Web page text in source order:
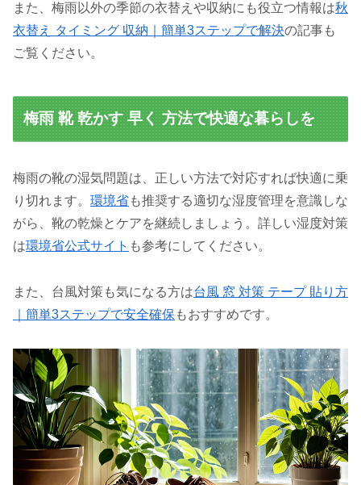
また、梅雨以外の季節の衣替えや収納にも役立つ情報は秋
衣替え タイミング 収納｜簡単3ステップで解決の記事も
ご覧ください。
梅雨 靴 乾かす 早く 方法で快適な暮らしを
梅雨の靴の湿気問題は、正しい方法で対応すれば快適に乗
り切れます。 環境省も推奨する適切な湿度管理を意識しな
がら、靴の乾燥とケアを継続しましょう。詳しい湿度対策
は環境省公式サイト も参考にしてください。
また、台風対策も気になる方は台風 窓 対策 テープ 貼り方
｜簡単3ステップで安全確保 もおすすめです。